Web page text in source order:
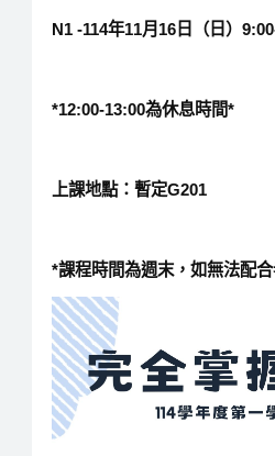
N1 -114年11月16日（日）
*12:00-13:00為休息時間*
上課地點：暫定G201
*課程時間為週末，如無法配合